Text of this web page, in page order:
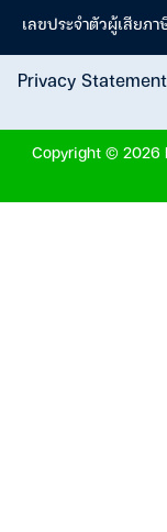
เลขประจำตัวผู้เสียภ
Privacy Statement
Copyright © 2026